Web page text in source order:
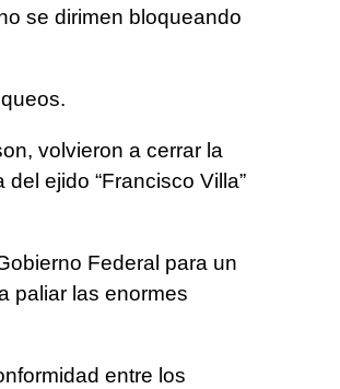
se dirimen bloqueando
volvieron a cerrar la
ejido “Francisco Villa”
Federal para un
paliar las enormes
entre los